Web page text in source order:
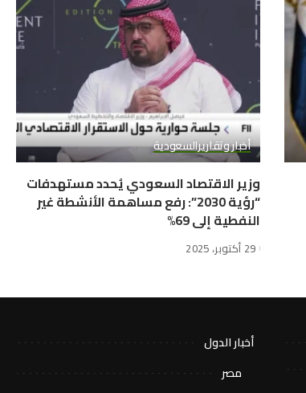
أخبار وتقاريرالسعودية
وزير الاقتصاد السعودي يُحدد مستهدفات
“رؤية 2030”: رفع مساهمة الأنشطة غير
النفطية إلى 69%
29 أكتوبر، 2025
أخبار الدول
مصر